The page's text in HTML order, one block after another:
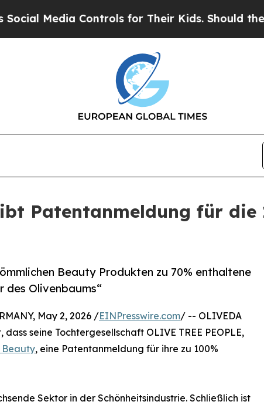
Controls for Their Kids. Should the US?The
Patentanmeldung für
Beauty Produkten zu 70% enthaltene
des Olivenbaums“
May 2, 2026 /EINPresswire.com/ -- OLIVEDA
seine Tochtergesellschaft OLIVE TREE PEOPLE,
Beauty, eine Patentanmeldung für ihre zu 100%
Sektor in der Schönheitsindustrie. Schließlich ist